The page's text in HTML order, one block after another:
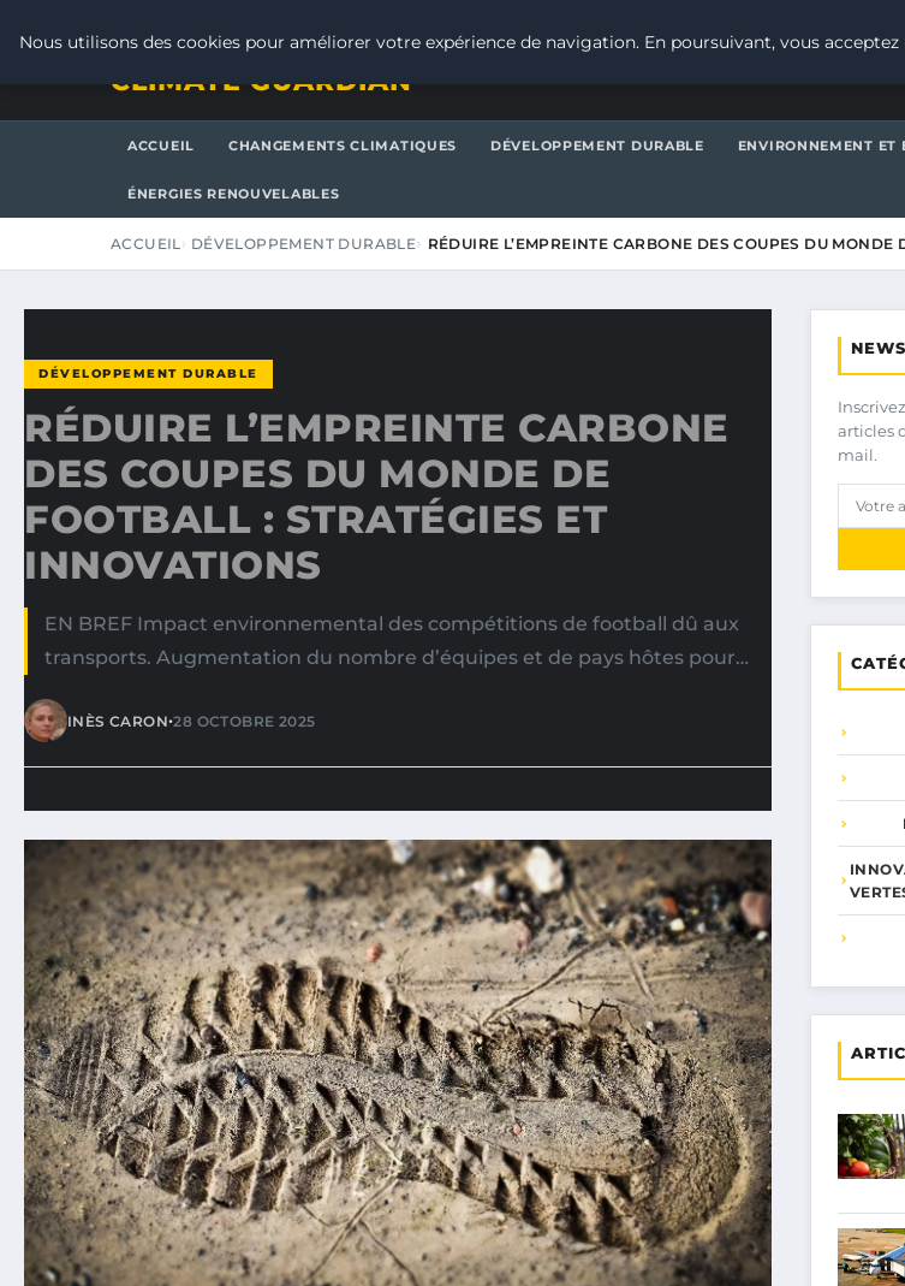
CLIMATE GUARDIAN
ACCUEIL CHANGEMENTS CLIMATIQUES DÉVELOPPEMENT DURABLE ENVIRONNEMENT ET
ÉNERGIES RENOUVELABLES
ACCUEIL DÉVELOPPEMENT DURABLE RÉDUIRE L’EMPREINTE CARBONE DES COUPES DU MONDE
DÉVELOPPEMENT DURABLE
RÉDUIRE L’EMPREINTE CARBONE
DES COUPES DU MONDE DE
FOOTBALL : STRATÉGIES ET
INNOVATIONS
EN BREF Impact environnemental des compétitions de football dû aux
transports. Augmentation du nombre d’équipes et de pays hôtes pour…
INÈS CARON•28 OCTOBRE 2025
articles
mail.
Nous utilisons des cookies pour améliorer votre expérience de navigation. En poursuivant, vous